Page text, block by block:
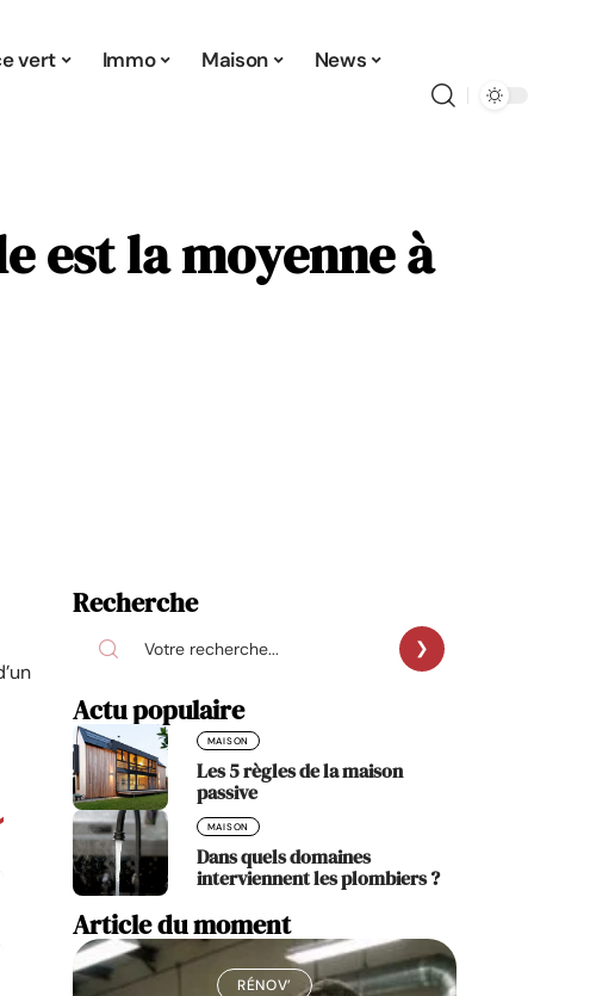
vert Immo Maison News
est la moyenne à
Recherche
Actu populaire
MAISON
Les 5 règles de la maison
passive
MAISON
Dans quels domaines
interviennent les plombiers ?
Article du moment
RÉNOV’